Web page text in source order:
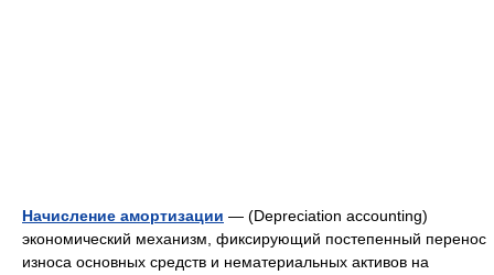
Начисление амортизации — (Depreciation accounting)
экономический механизм, фиксирующий постепенный перенос
износа основных средств и нематериальных активов на